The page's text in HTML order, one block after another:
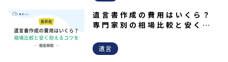
遺言書作成の費用はいくら？
専門家別の相場比較と安く抑
遺言